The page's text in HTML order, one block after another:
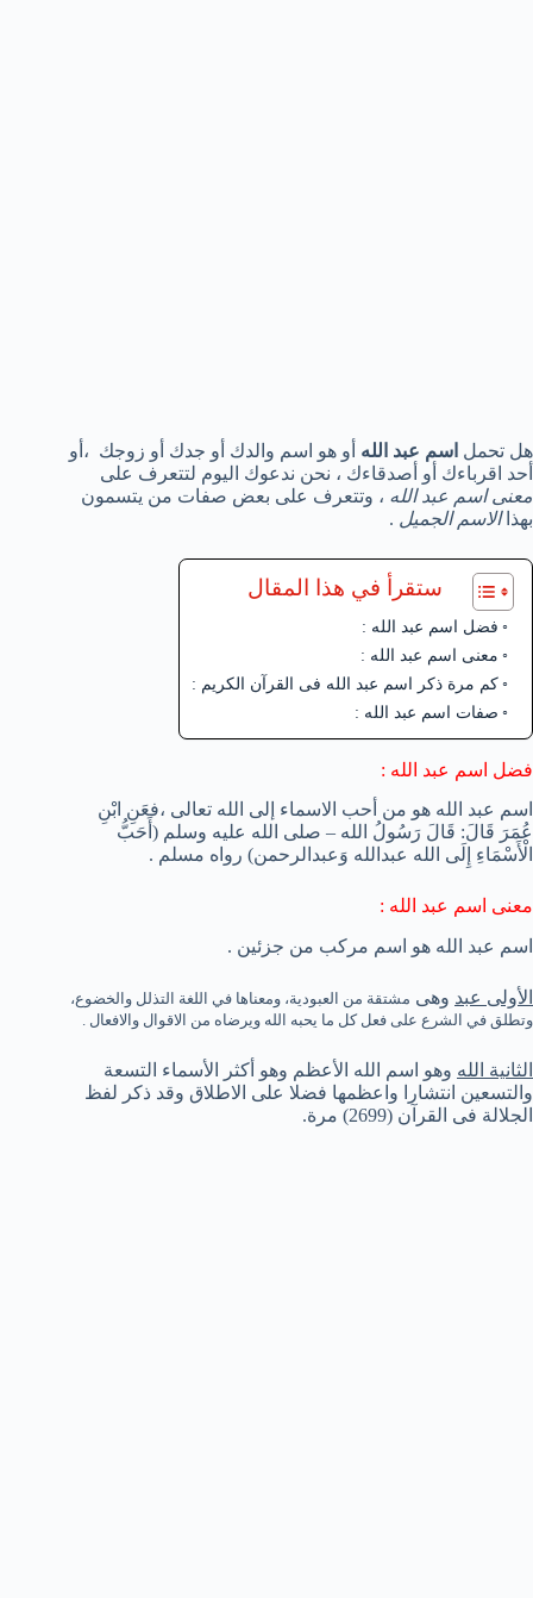
هل تحمل اسم عبد الله أو هو اسم والدك أو جدك أو زوجك ،أو
أحد اقرباءك أو أصدقاءك ، نحن ندعوك اليوم لتتعرف على
معنى اسم عبد الله ، وتتعرف على بعض صفات من يتسمون
بهذاالاسم الجميل .
ستقرأ في هذا المقال
فضل اسم عبد الله :
معنى اسم عبد الله :
كم مرة ذكر اسم عبد الله فى القرآن الكريم :
صفات اسم عبد الله :
فضل اسم عبد الله :
اسم عبد الله هو من أحب الاسماء إلى الله تعالى ،فعَنِ ابْنِ
عُمَرَ قَالَ: قَالَ رَسُولُ الله – صلى الله عليه وسلم (أَحَبُّ
الْأَسْمَاءِ إِلَى الله عبدالله وَعبدالرحمن) رواه مسلم .
معنى اسم عبد الله :
اسم عبد الله هو اسم مركب من جزئين .
الأولى عبد وهى مشتقة من العبودية، ومعناها في اللغة التذلل والخضوع،
وتطلق في الشرع على فعل كل ما يحبه الله ويرضاه من الاقوال والافعال .
الثانية الله وهو اسم الله الأعظم وهو أكثر الأسماء التسعة
والتسعين انتشارا واعظمها فضلا على الاطلاق وقد ذكر لفظ
الجلالة فى القرآن (2699) مرة.